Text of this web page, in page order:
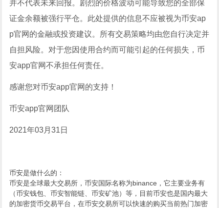
并不代表未来回报。剧烈的价格波动可能导致您的全部保
证金余额被强行平仓。此处提供的信息不应被视为币安ap
p官网的金融或投资建议。所有交易策略均由您自行决定并
自担风险。对于您因使用合约而可能引起的任何损失，币
安app官网不承担任何责任。
感谢您对币安app官网的支持！
币安app官网团队
2021年03月31日
币安是做什么的：
币安是全球最大交易所，币安国际名称为binance，它主要业务有
（币安钱包、币安智能链、币安矿池）等，目前币安也是国内最大
的加密货币交易平台，在币安交易所可以快速的购买当前热门加密